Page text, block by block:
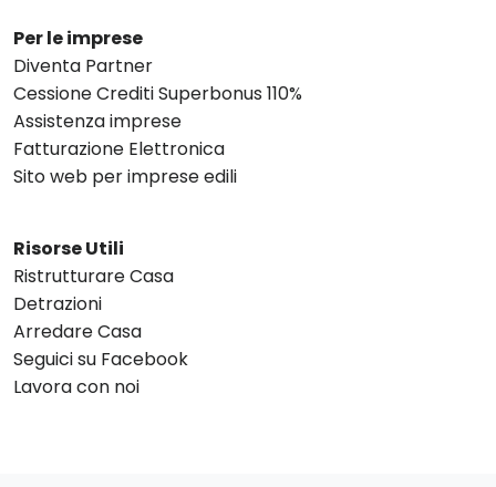
Per le imprese
Diventa Partner
Cessione Crediti Superbonus 110%
Assistenza imprese
Fatturazione Elettronica
Sito web per imprese edili
Risorse Utili
Ristrutturare Casa
Detrazioni
Arredare Casa
Seguici su Facebook
Lavora con noi